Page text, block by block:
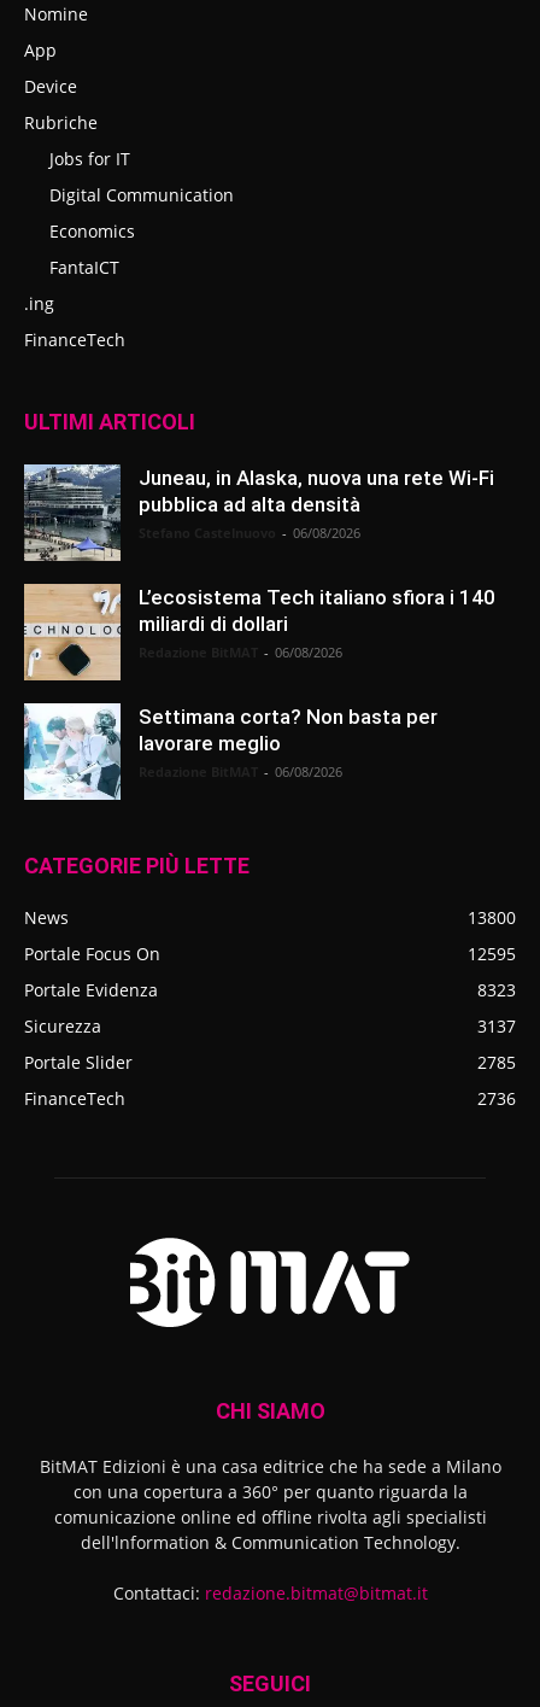
Nomine
App
Device
Rubriche
Jobs for IT
Digital Communication
Economics
FantaICT
.ing
FinanceTech
ULTIMI ARTICOLI
Juneau, in Alaska, nuova una rete Wi-Fi
pubblica ad alta densità
- 06/08/2026
L’ecosistema Tech italiano sfiora i 140
miliardi di dollari
- 06/08/2026
Settimana corta? Non basta per
lavorare meglio
- 06/08/2026
CATEGORIE PIÙ LETTE
News
13800
Portale Focus On
12595
Portale Evidenza
8323
Sicurezza
3137
Portale Slider
2785
FinanceTech
2736
CHI SIAMO
BitMAT Edizioni è una casa editrice che ha sede a Milano
con una copertura a 360° per quanto riguarda la
comunicazione online ed offline rivolta agli specialisti
dell'lnformation & Communication Technology.
Contattaci: redazione.bitmat@bitmat.it
SEGUICI